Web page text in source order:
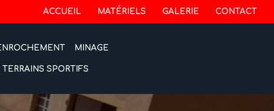
secondaire
ACCUEIL MATÉRIELS GALERIE CONTACT
MINAGE
TERRAINS SPORTIFS